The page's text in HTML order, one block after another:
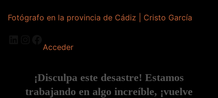
Fotógrafo en la provincia de Cádiz | Cristo García
Acceder
¡Disculpa este desastre! Estamos
trabajando en algo increíble, ¡vuelve